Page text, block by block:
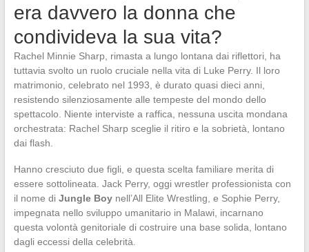
era davvero la donna che
condivideva la sua vita?
Rachel Minnie Sharp, rimasta a lungo lontana dai riflettori, ha
tuttavia svolto un ruolo cruciale nella vita di Luke Perry. Il loro
matrimonio, celebrato nel 1993, è durato quasi dieci anni,
resistendo silenziosamente alle tempeste del mondo dello
spettacolo. Niente interviste a raffica, nessuna uscita mondana
orchestrata: Rachel Sharp sceglie il ritiro e la sobrietà, lontano
dai flash.
Hanno cresciuto due figli, e questa scelta familiare merita di
essere sottolineata. Jack Perry, oggi wrestler professionista con
il nome di Jungle Boynell’All Elite Wrestling, e Sophie Perry,
impegnata nello sviluppo umanitario in Malawi, incarnano
questa volontà genitoriale di costruire una base solida, lontano
dagli eccessi della celebrità.